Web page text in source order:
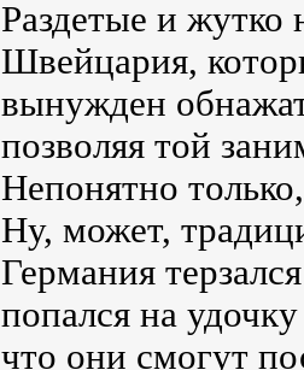
Раздетые и жутко
Швейцария,
вынужден
позволяя той
Непонятно
Ну, может,
Германия
попался на
что они смогут